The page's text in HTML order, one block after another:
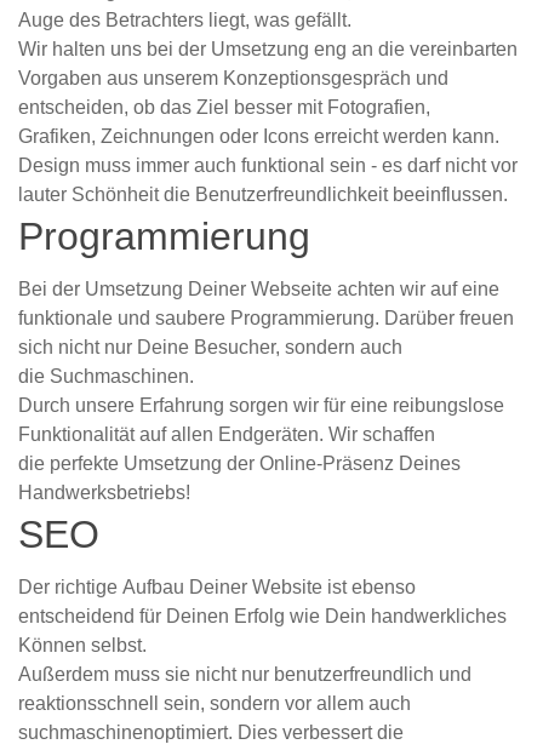
Auge des Betrachters liegt, was gefällt.
Wir halten uns bei der Umsetzung eng an die vereinbarten
Vorgaben aus unserem Konzeptionsgespräch und
entscheiden, ob das Ziel besser mit Fotografien,
Grafiken, Zeichnungen oder Icons erreicht werden kann.
Design muss immer auch funktional sein - es darf nicht vor
lauter Schönheit die Benutzerfreundlichkeit beeinflussen.
Programmierung
Bei der Umsetzung Deiner Webseite achten wir auf eine
funktionale und saubere Programmierung. Darüber freuen
sich nicht nur Deine Besucher, sondern auch
die Suchmaschinen.
Durch unsere Erfahrung sorgen wir für eine reibungslose
Funktionalität auf allen Endgeräten. Wir schaffen
die perfekte Umsetzung der Online-Präsenz Deines
Handwerksbetriebs!
SEO
Der richtige Aufbau Deiner Website ist ebenso
entscheidend für Deinen Erfolg wie Dein handwerkliches
Können selbst.
Außerdem muss sie nicht nur benutzerfreundlich und
reaktionsschnell sein, sondern vor allem auch
suchmaschinenoptimiert. Dies verbessert die